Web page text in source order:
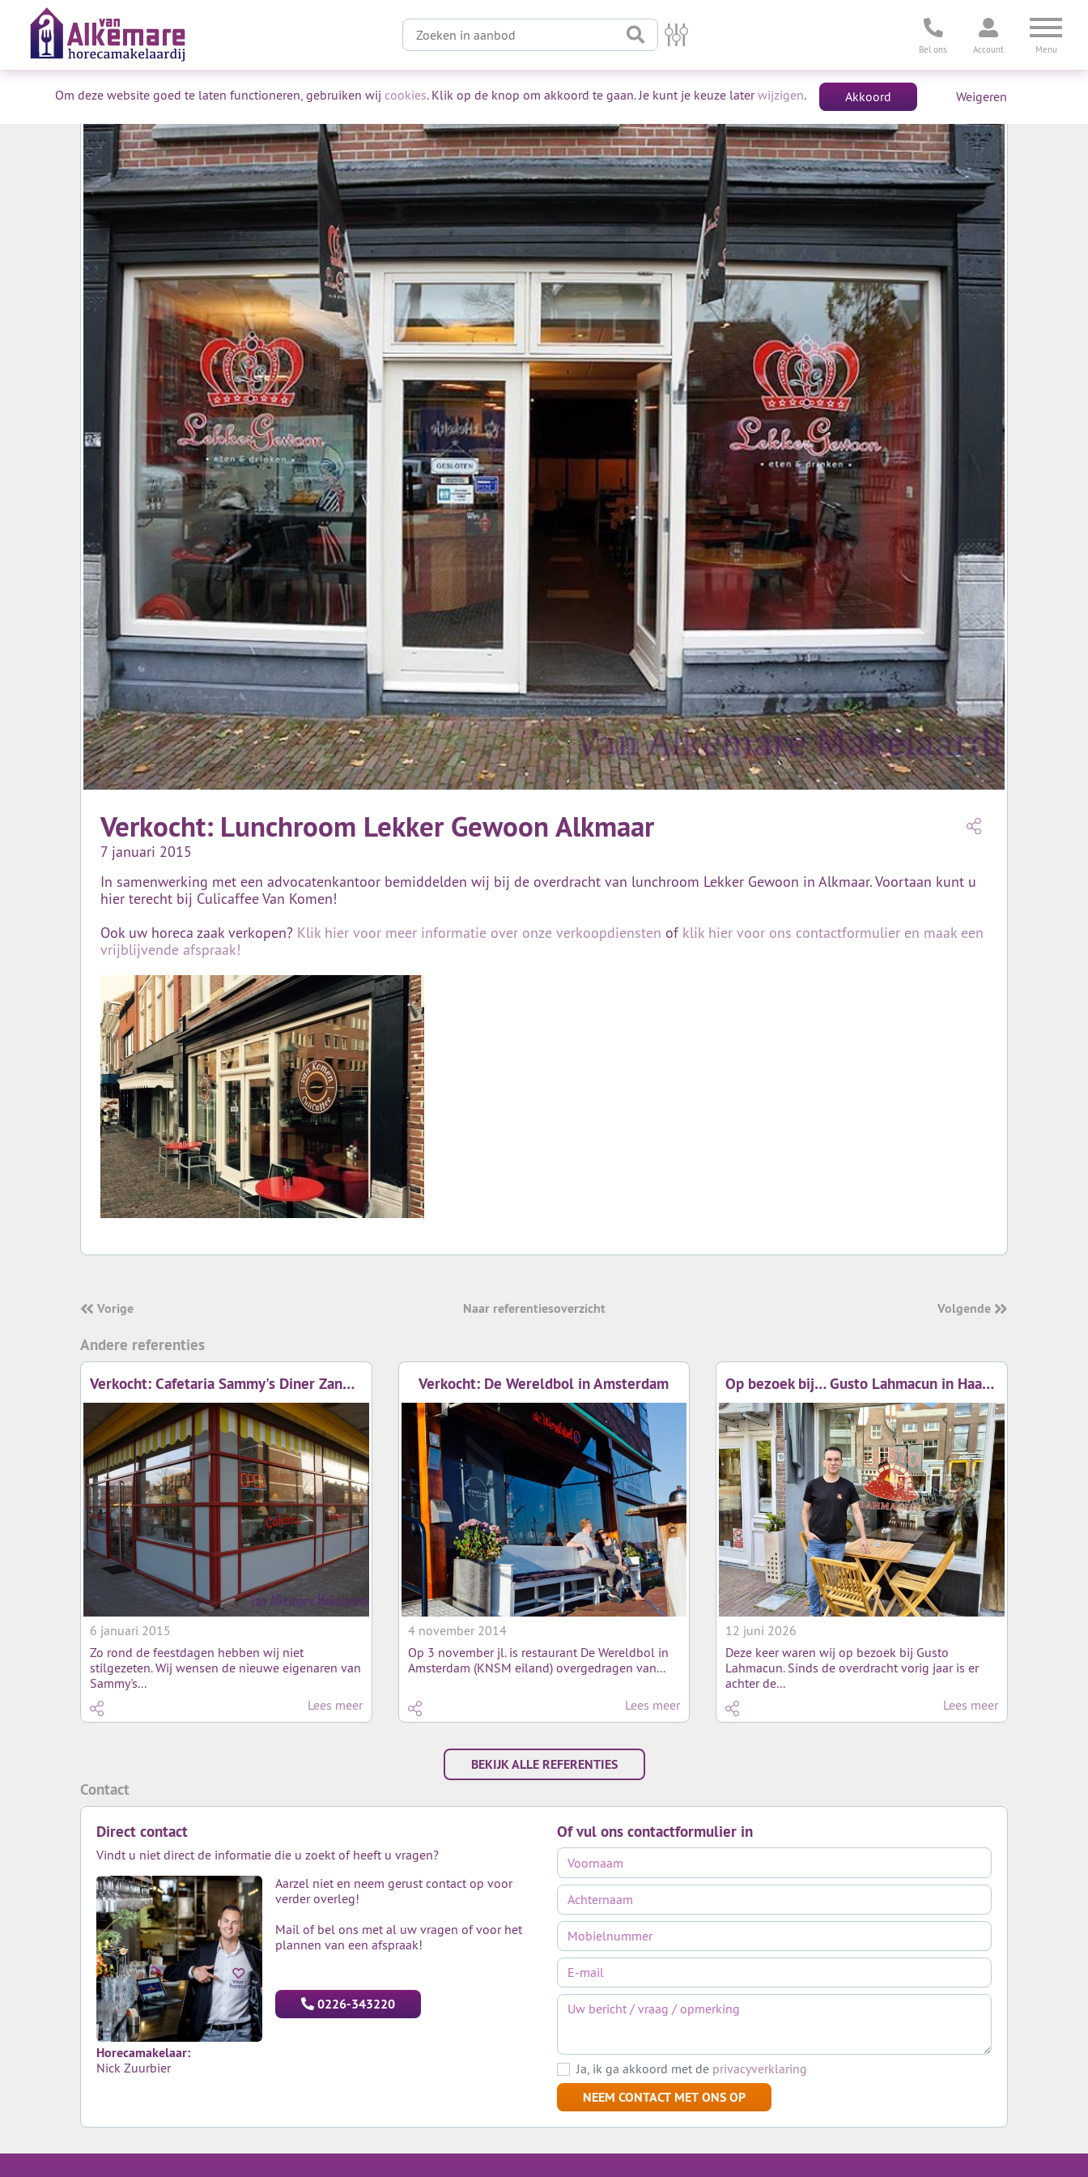
Bel ons Account Menu
Zoeken in aanbod
Verkocht: Lunchroom Lekker Gewoon Alkmaar
7 januari 2015
In samenwerking met een advocatenkantoor bemiddelden wij bij de overdracht van lunchroom Lekker Gewoon in Alkmaar. Voortaan kunt u
hier terecht bij Culicaffee Van Komen!
Ook uw horeca zaak verkopen? Klik hier voor meer informatie over onze verkoopdiensten of klik hier voor ons contactformulier en maak een
vrijblijvende afspraak!
Vorige Naar referentiesoverzicht Volgende
Andere referenties
Verkocht: Cafetaria Sammy's Diner Zandvoort
6 januari 2015
Zo rond de feestdagen hebben wij niet
stilgezeten. Wij wensen de nieuwe eigenaren van
Sammy's...
Lees meer
Verkocht: De Wereldbol in Amsterdam
4 november 2014
Op 3 november jl. is restaurant De Wereldbol in
Amsterdam (KNSM eiland) overgedragen van...
Lees meer
Op bezoek bij… Gusto Lahmacun in Haarlem!
12 juni 2026
Deze keer waren wij op bezoek bij Gusto
Lahmacun. Sinds de overdracht vorig jaar is er
achter de...
Lees meer
BEKIJK ALLE REFERENTIES
Contact
Direct contact
Vindt u niet direct de informatie die u zoekt of heeft u vragen?
Horecamakelaar:
Nick Zuurbier
Aarzel niet en neem gerust contact op voor
verder overleg!
Mail of bel ons met al uw vragen of voor het
plannen van een afspraak!
0226-343220
Of vul ons contactformulier in
Ja, ik ga akkoord met de privacyverklaring
NEEM CONTACT MET ONS OP
Om deze website goed te laten functioneren, gebruiken wij cookies. Klik op de knop om akkoord te gaan. Je kunt je keuze laterwijzigen. Akkoord Weigeren